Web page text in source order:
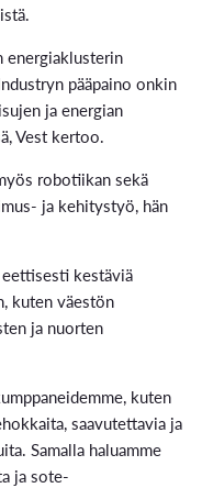
energiaklusterin
pääpaino onkin
ja energian
Vest kertoo.
robotiikan sekä
ja kehitystyö, hän
kestäviä
kuten väestön
ja nuorten
kuten
saavutettavia ja
Samalla haluamme
ja sote-